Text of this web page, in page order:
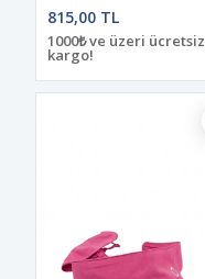
815,00 TL
1000₺ ve üzeri ücretsiz
kargo!